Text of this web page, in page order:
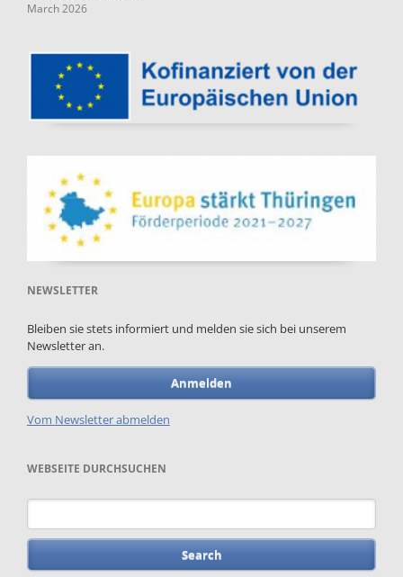
March 2026
NEWSLETTER
Bleiben sie stets informiert und melden sie sich bei unserem
Newsletter an.
Anmelden
Vom Newsletter abmelden
WEBSEITE DURCHSUCHEN
Keywords